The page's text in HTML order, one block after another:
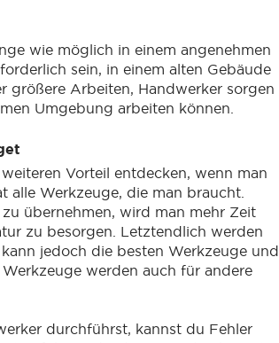
wie möglich in einem angenehmen
sein, in einem alten Gebäude
größere Arbeiten, Handwerker sorgen
Umgebung arbeiten können.
Vorteil entdecken, wenn man
alle Werkzeuge, die man braucht.
übernehmen, wird man mehr Zeit
zu besorgen. Letztendlich werden
jedoch die besten Werkzeuge und
werden auch für andere
durchführst, kannst du Fehler